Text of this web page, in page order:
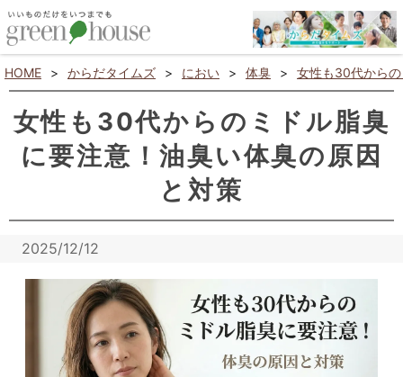
HOME > からだタイムズ > におい > 体臭 > 女性も30代から
女性も30代からのミドル脂臭
に要注意！油臭い体臭の原因
と対策
2025/12/12